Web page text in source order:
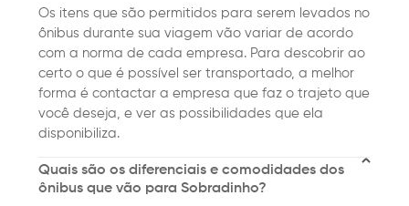
Os itens que são permitidos para serem levados no
ônibus durante sua viagem vão variar de acordo
com a norma de cada empresa. Para descobrir ao
certo o que é possível ser transportado, a melhor
forma é contactar a empresa que faz o trajeto que
você deseja, e ver as possibilidades que ela
disponibiliza.
Quais são os diferenciais e comodidades dos
ônibus que vão para Sobradinho?